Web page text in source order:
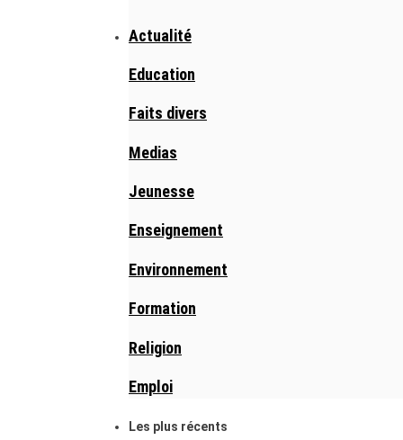
Actualité
Education
Faits divers
Medias
Jeunesse
Enseignement
Environnement
Formation
Religion
Emploi
Les plus récents